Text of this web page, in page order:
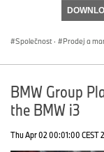
Společnost · Prodej a
BMW Group
the BMW i3
Thu Apr 02 00:01:00 CEST